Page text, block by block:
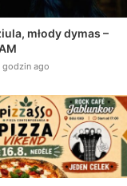
młody dymas –
godzin ago